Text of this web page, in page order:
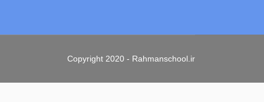
Copyright 2020 - Rahmanschool.ir